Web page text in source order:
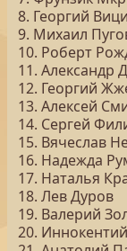
8. Георгий
9. Михаил
10. Роберт
11. Александр
12. Георгий
13. Алексей
14. Сергей
15. Вячеслав
16. Надежда
17. Наталья
18. Лев Дуров
19. Валерий
20.